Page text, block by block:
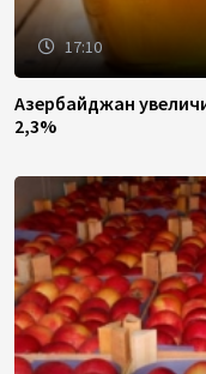
17:10
Азербайджан
2,3%